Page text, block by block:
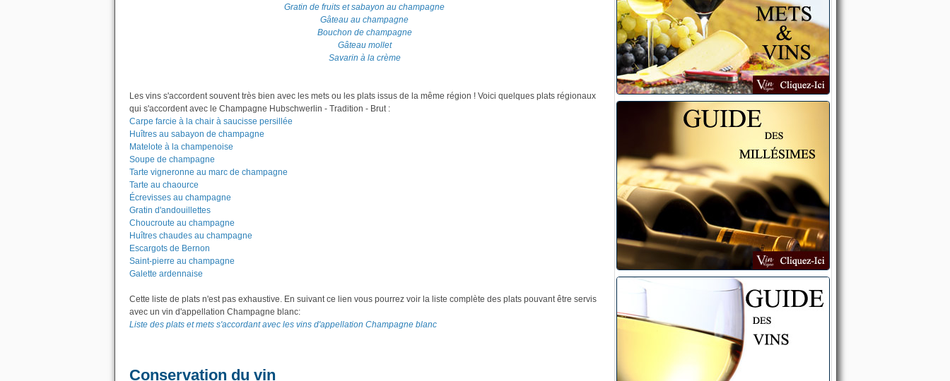
Gratin de fruits et sabayon au champagne
Gâteau au champagne
Bouchon de champagne
Gâteau mollet
Savarin à la crème
Les vins s'accordent souvent très bien avec les mets ou les plats issus de la même région ! Voici quelques plats régionaux
qui s'accordent avec le Champagne Hubschwerlin - Tradition - Brut :
Carpe farcie à la chair à saucisse persillée
Huîtres au sabayon de champagne
Matelote à la champenoise
Soupe de champagne
Tarte vigneronne au marc de champagne
Tarte au chaource
Écrevisses au champagne
Gratin d'andouillettes
Choucroute au champagne
Huîtres chaudes au champagne
Escargots de Bernon
Saint-pierre au champagne
Galette ardennaise
Cette liste de plats n'est pas exhaustive. En suivant ce lien vous pourrez voir la liste complète des plats pouvant être servis
avec un vin d'appellation Champagne blanc:
Liste des plats et mets s'accordant avec les vins d'appellation Champagne blanc
Conservation du vin